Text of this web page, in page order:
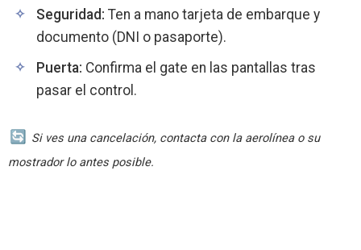
Seguridad: Ten a mano tarjeta de embarque y
documento (DNI o pasaporte).
Puerta: Confirma el gate en las pantallas tras
pasar el control.
Si ves una cancelación, contacta con la aerolínea o su
mostrador lo antes posible.